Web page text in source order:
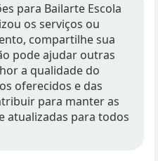
para Bailarte Escola
os serviços ou
compartilhe sua
pode ajudar outras
a qualidade do
oferecidos e das
para manter as
atualizadas para todos